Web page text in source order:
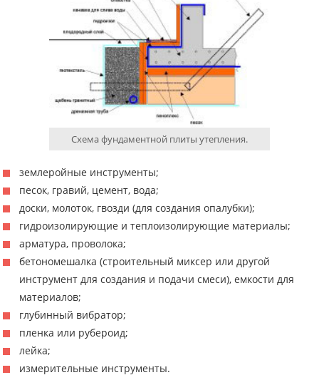
Схема фундаментной плиты утепления.
землеройные инструменты;
песок, гравий, цемент, вода;
доски, молоток, гвозди (для создания опалубки);
гидроизолирующие и теплоизолирующие материалы;
арматура, проволока;
бетономешалка (строительный миксер или другой
инструмент для создания и подачи смеси), емкости для
материалов;
глубинный вибратор;
пленка или рубероид;
лейка;
измерительные инструменты.